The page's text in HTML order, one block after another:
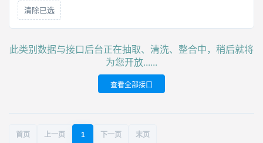
清除已选
此类别数据与接口后台正在抽取、清洗、整合中，稍后就将
为您开放......
查看全部接口
首页 上一页 1 下一页 末页